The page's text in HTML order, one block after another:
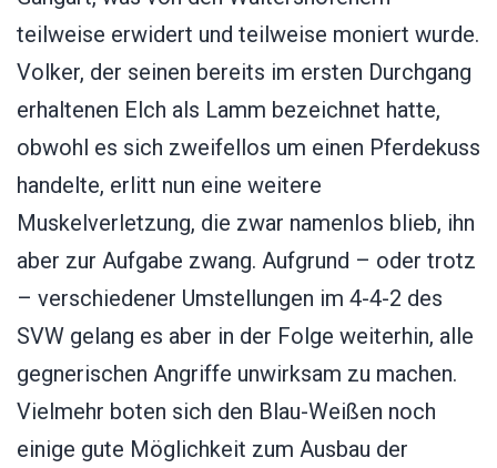
teilweise erwidert und teilweise moniert wurde.
Volker, der seinen bereits im ersten Durchgang
erhaltenen Elch als Lamm bezeichnet hatte,
obwohl es sich zweifellos um einen Pferdekuss
handelte, erlitt nun eine weitere
Muskelverletzung, die zwar namenlos blieb, ihn
aber zur Aufgabe zwang. Aufgrund – oder trotz
– verschiedener Umstellungen im 4-4-2 des
SVW gelang es aber in der Folge weiterhin, alle
gegnerischen Angriffe unwirksam zu machen.
Vielmehr boten sich den Blau-Weißen noch
einige gute Möglichkeit zum Ausbau der